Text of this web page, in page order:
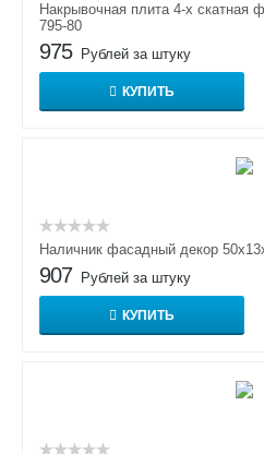
Накрывочная плита 4-х скатная
795-80
975 Рублей за штуку
КУПИТЬ
Наличник фасадный декор
907 Рублей за штуку
КУПИТЬ